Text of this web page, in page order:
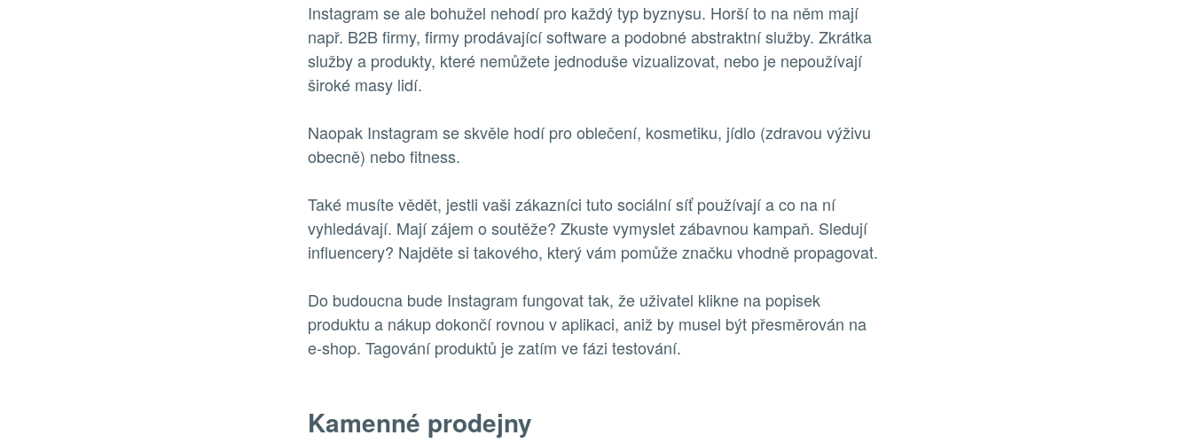
Instagram se ale bohužel nehodí pro každý typ byznysu. Horší to na něm mají
např. B2B firmy, firmy prodávající software a podobné abstraktní služby. Zkrátka
služby a produkty, které nemůžete jednoduše vizualizovat, nebo je nepoužívají
široké masy lidí.
Naopak Instagram se skvěle hodí pro oblečení, kosmetiku, jídlo (zdravou výživu
obecně) nebo fitness.
Také musíte vědět, jestli vaši zákazníci tuto sociální síť používají a co na ní
vyhledávají. Mají zájem o soutěže? Zkuste vymyslet zábavnou kampaň. Sledují
influencery? Najděte si takového, který vám pomůže značku vhodně propagovat.
Do budoucna bude Instagram fungovat tak, že uživatel klikne na popisek
produktu a nákup dokončí rovnou v aplikaci, aniž by musel být přesměrován na
e-shop. Tagování produktů je zatím ve fázi testování.
Kamenné prodejny